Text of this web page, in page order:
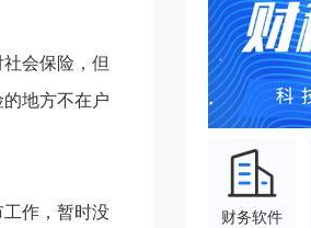
会保险，但
地方不在户
作，暂时没
财务软件